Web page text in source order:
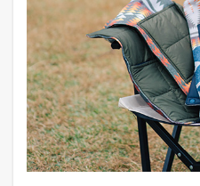
ちら
の面
も使
える
リバ
ーシ
ブル
3